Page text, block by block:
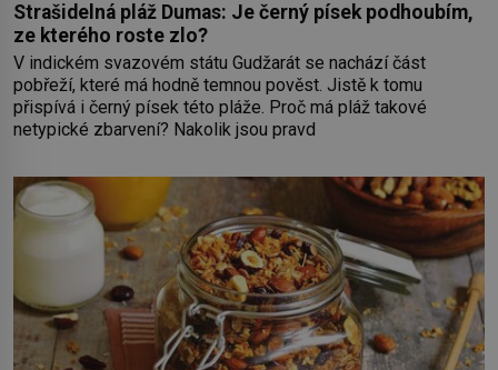
Strašidelná pláž Dumas: Je černý písek podhoubím,
ze kterého roste zlo?
V indickém svazovém státu Gudžarát se nachází část
pobřeží, které má hodně temnou pověst. Jistě k tomu
přispívá i černý písek této pláže. Proč má pláž takové
netypické zbarvení? Nakolik jsou pravd